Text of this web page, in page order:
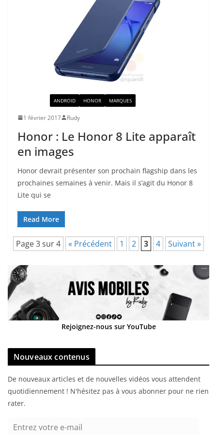
ANDROID HONOR MARQUES
1 février 2017 Rudy
Honor : Le Honor 8 Lite apparaît
en images
Honor devrait présenter son prochain flagship dans les
prochaines semaines à venir. Mais il s’agit du Honor 8
Lite qui se
Read More
Page 3 sur 4 « Précédent 1 2 3 4 Suivant »
Rejoignez-nous sur YouTube
Nouveaux contenus
De nouveaux articles et de nouvelles vidéos vous attendent
quotidiennement ! N'hésitez pas à vous abonner pour ne rien
rater.